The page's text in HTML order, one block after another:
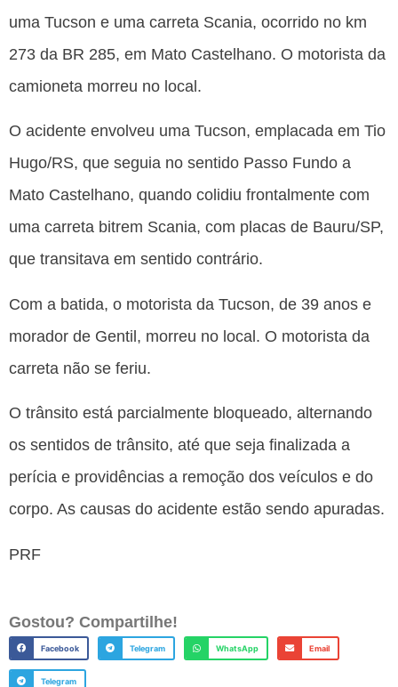
uma Tucson e uma carreta Scania, ocorrido no km
273 da BR 285, em Mato Castelhano. O motorista da
camioneta morreu no local.
O acidente envolveu uma Tucson, emplacada em Tio
Hugo/RS, que seguia no sentido Passo Fundo a
Mato Castelhano, quando colidiu frontalmente com
uma carreta bitrem Scania, com placas de Bauru/SP,
que transitava em sentido contrário.
Com a batida, o motorista da Tucson, de 39 anos e
morador de Gentil, morreu no local. O motorista da
carreta não se feriu.
O trânsito está parcialmente bloqueado, alternando
os sentidos de trânsito, até que seja finalizada a
perícia e providências a remoção dos veículos e do
corpo. As causas do acidente estão sendo apuradas.
PRF
Gostou? Compartilhe!
Facebook Telegram WhatsApp Email
Telegram